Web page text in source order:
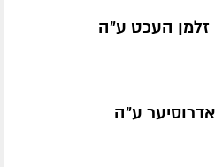
העכט ע״ה
ע״ה